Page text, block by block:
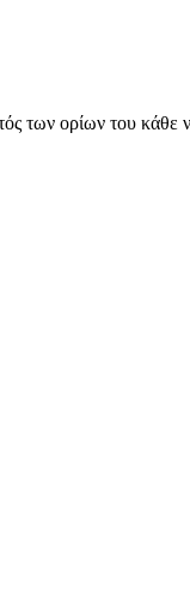
των ορίων του κάθε